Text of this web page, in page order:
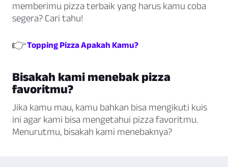
memberimu pizza terbaik yang harus kamu coba
segera? Cari tahu!
👉Topping Pizza Apakah Kamu?
Bisakah kami menebak pizza
favoritmu?
Jika kamu mau, kamu bahkan bisa mengikuti kuis
ini agar kami bisa mengetahui pizza favoritmu.
Menurutmu, bisakah kami menebaknya?